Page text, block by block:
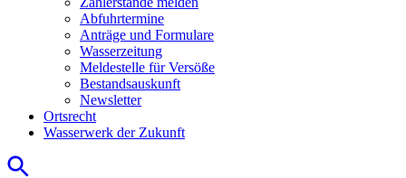
Abfuhrtermine
Anträge und Formulare
Wasserzeitung
Meldestelle für Versöße
Bestandsauskunft
Newsletter
Ortsrecht
Wasserwerk der Zukunft